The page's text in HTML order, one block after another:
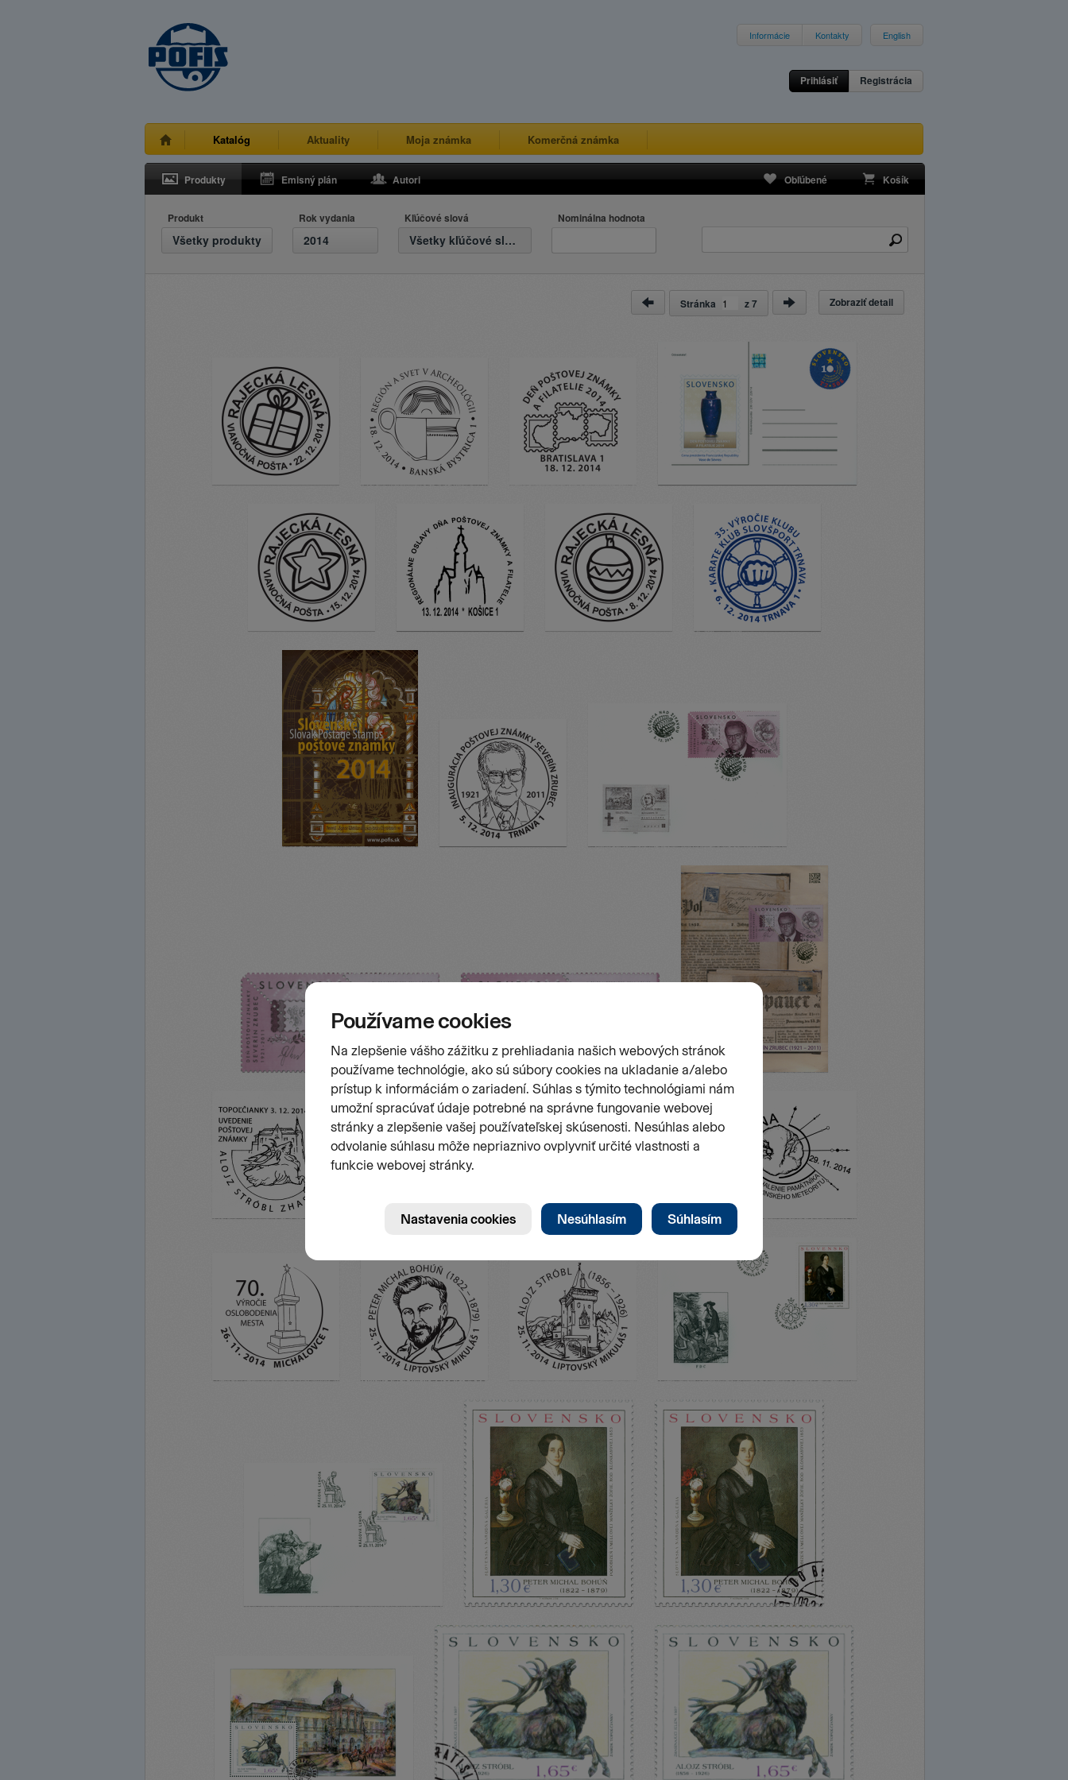
Informácie Kontakty English
Prihlásiť Registrácia
Katalóg Aktuality Moja známka Komerčná známka
Produkty Emisný plán Autori Obľúbené Košík
Produkt
Všetky produkty
Rok vydania
2014
Kľúčové slová
Všetky kľúčové slová
Nominálna hodnota
Zobraziť detail
Stránka z7